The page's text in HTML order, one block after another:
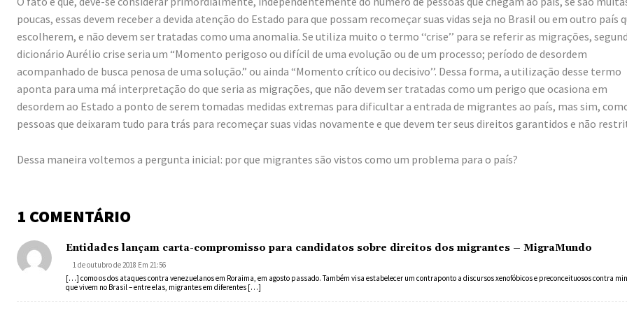
poucas, essas devem receber a devida atenção do Estado para que possam recomeçar suas vidas seja no Brasil ou em outro país
escolherem, e não devem ser tratadas como uma anomalia. Se utiliza muito o termo ‘‘crise’’ para se referir as migrações,
dicionário Aurélio crise seria um “Momento perigoso ou difícil de uma evolução ou de um processo; período de desordem
acompanhado de busca penosa de uma solução.” ou ainda “Momento crítico ou decisivo’’. Dessa forma, a utilização desse termo
aponta para uma má interpretação do que seria as migrações, que não devem ser tratadas como um perigo que ocasiona em
desordem ao Estado a ponto de serem tomadas medidas extremas para dificultar a entrada de migrantes ao país, mas sim,
pessoas que deixaram tudo para trás para recomeçar suas vidas novamente e que devem ter seus direitos garantidos e não
Dessa maneira voltemos a pergunta inicial: por que migrantes são vistos como um problema para o país?
1 COMENTÁRIO
Entidades lançam carta-compromisso para candidatos sobre direitos dos migrantes – MigraMundo
1 de outubro de 2018 Em 21:56
[…] como os dos ataques contra venezuelanos em Roraima, em agosto passado. Também visa estabelecer um contraponto a discursos xenofóbicos e preconceituosos contra
que vivem no Brasil – entre elas, migrantes em diferentes […]